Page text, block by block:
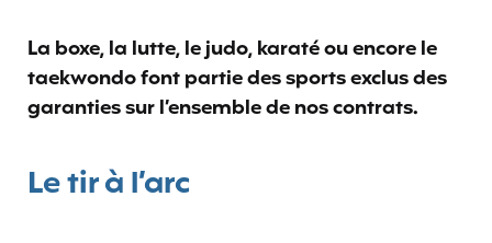
La boxe, la lutte, le judo, karaté ou encore le
taekwondo font partie des sports exclus des
garanties sur l’ensemble de nos contrats.
Le tir à l’arc